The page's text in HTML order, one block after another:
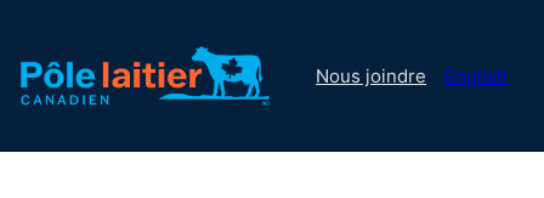
Nous joindre English